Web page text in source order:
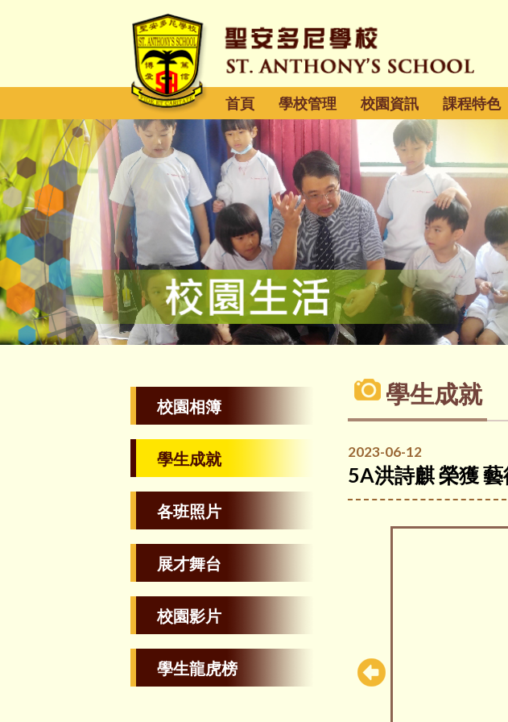
首頁 學校管理 校園資訊 課程特色
校園相簿
學生成就
各班照片
展才舞台
校園影片
學生龍虎榜
學生成就
2023-06-12
5A洪詩麒 榮獲